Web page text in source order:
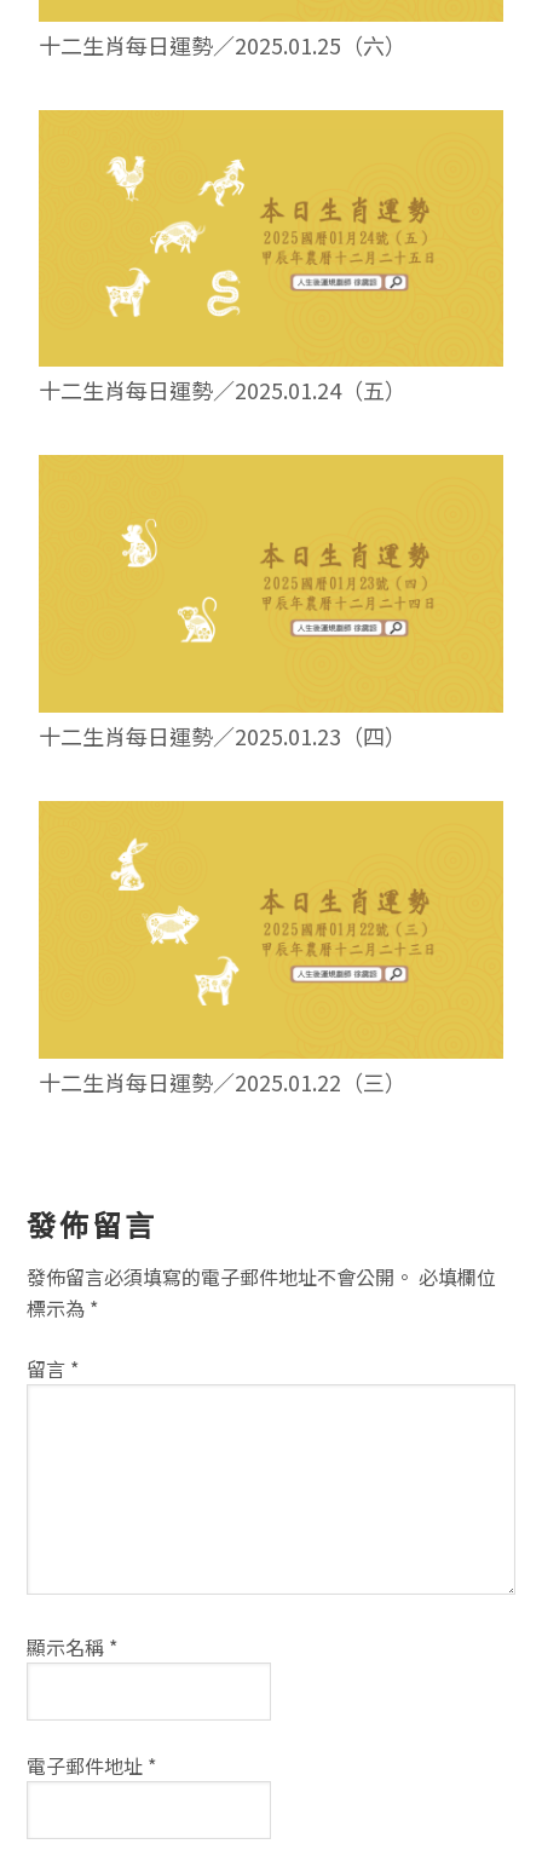
十二生肖每日運勢／2025.01.25（六）
十二生肖每日運勢／2025.01.24（五）
十二生肖每日運勢／2025.01.23（四）
十二生肖每日運勢／2025.01.22（三）
讀
者
互
動
方
發佈留言
發佈留言必須填寫的電子郵件地址不會公開。 必填欄位
標示為 *
留言 *
顯示名稱 *
電子郵件地址 *